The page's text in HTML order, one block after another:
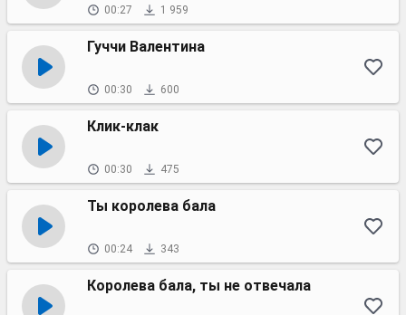
00:27 1 959
Гуччи Валентина
00:30 600
Клик-клак
00:30 475
Ты королева бала
00:24 343
Королева бала, ты не отвечала